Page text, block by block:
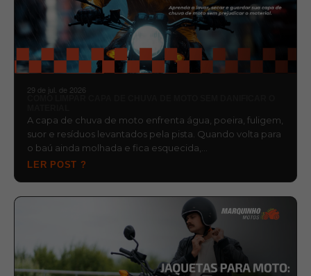
29 de jul. de 2026
A capa de chuva de moto enfrenta água, poeira, fuligem,
suor e resíduos levantados pela pista. Quando volta para
o baú ainda molhada e fica esquecida,…
LER POST ?